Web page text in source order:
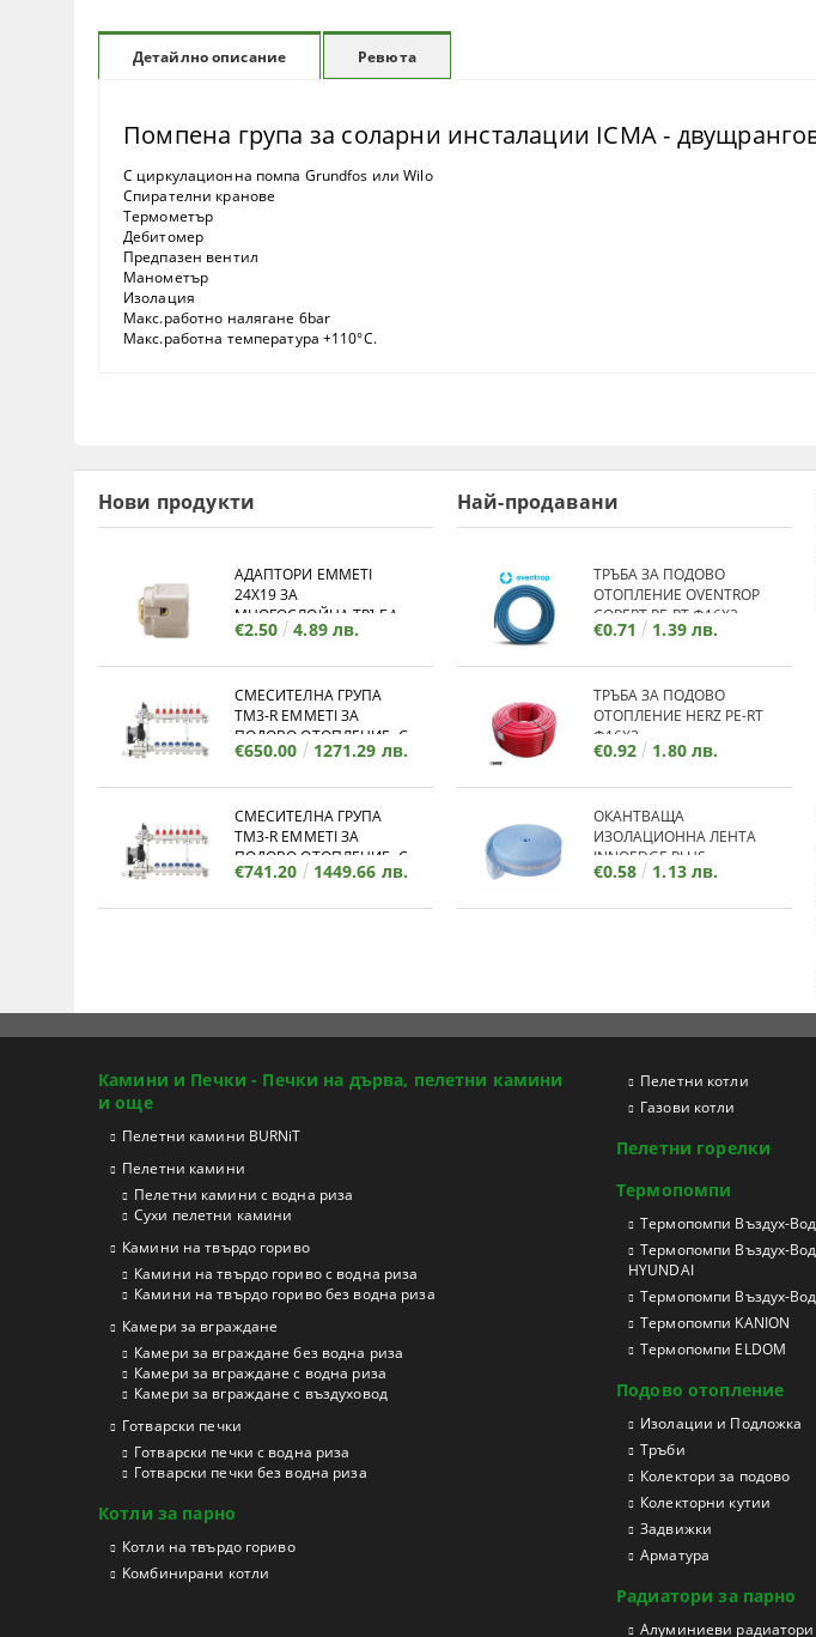
Детайлно описание Ревюта
Помпена група за соларни инсталации ICMA -
С циркулационна помпа Grundfos или Wilo
Спирателни кранове
Термометър
Дебитомер
Предпазен вентил
Манометър
Изолация
Макс.работно налягане 6bar
Макс.работна температура +110°С.
Нови продукти
АДАПТОРИ EMMETI
24X19 ЗА
МНОГОСЛОЙНА ТРЪБА
€2.50 4.89 лв.
СМЕСИТЕЛНА ГРУПА
TM3-R EMMETI ЗА
ПОДОВО ОТОПЛЕНИЕ, С
КОЛЕКТОР - 12 ИЗВОДА
€650.00 1271.29 лв.
СМЕСИТЕЛНА ГРУПА
TM3-R EMMETI ЗА
ПОДОВО ОТОПЛЕНИЕ, С
КОЛЕКТОР - 11 ИЗВОДА
€741.20 1449.66 лв.
Най-продавани
ТРЪБА ЗА ПОДОВО
ОТОПЛЕНИЕ OVENTROP
COPERT PE-RT Ф16Х2
€0.71 1.39 лв.
ТРЪБА ЗА ПОДОВО
ОТОПЛЕНИЕ HERZ PE-RT
Ф16Х2
€0.92 1.80 лв.
ОКАНТВАЩА
ИЗОЛАЦИОННА ЛЕНТА
INNOEDGE PLUS
€0.58 1.13 лв.
Камини и Печки - Печки на дърва, пелетни камини
и още
Пелетни камини BURNiT
Пелетни камини
Пелетни камини с водна риза
Сухи пелетни камини
Камини на твърдо гориво
Камини на твърдо гориво с водна риза
Камини на твърдо гориво без водна риза
Камери за вграждане
Камери за вграждане без водна риза
Камери за вграждане с водна риза
Камери за вграждане с въздуховод
Готварски печки
Готварски печки с водна риза
Готварски печки без водна риза
Котли за парно
Котли на твърдо гориво
Kомбинирани котли
Пелетни котли
Газови котли
Пелетни горелки
Термопомпи
Tермопомпи Въздух-
Термопомпи Въздух-
HYUNDAI
Термопомпи Въздух-
Термопомпи KANION
Термопомпи ELDOM
Подово отопление
Изолации и Подложка
Тръби
Колектори за подово
Колекторни кутии
Задвижки
Арматура
Радиатори за парно
Aлуминиеви радиатори